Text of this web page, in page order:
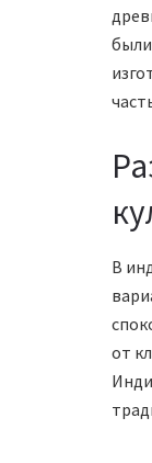
В
от